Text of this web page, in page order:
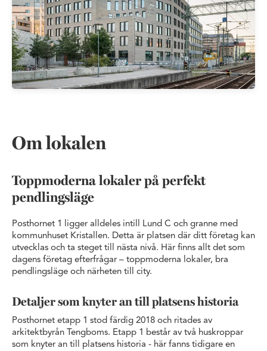
Om lokalen
Toppmoderna lokaler på perfekt
pendlingsläge
Posthornet 1 ligger alldeles intill Lund C och granne med
kommun­huset Kristallen. Detta är platsen där ditt företag kan
utvecklas och ta steget till nästa nivå. Här finns allt det som
dagens företag efterfrågar – topp­moderna lokaler, bra
pendlingsläge och närheten till city.
Detaljer som knyter an till platsens historia
Posthornet etapp 1 stod färdig 2018 och ritades av
arkitektbyrån Tengboms. Etapp 1 består av två huskroppar
som knyter an till platsens historia - här fanns tidigare en